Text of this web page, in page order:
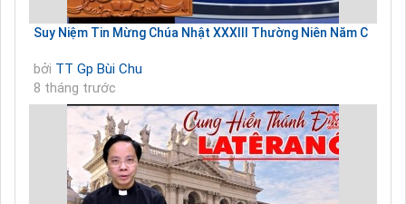
Suy Niệm Tin Mừng Chúa Nhật XXXIII Thường Niên Năm C
bởi TT Gp Bùi Chu
8 tháng trước